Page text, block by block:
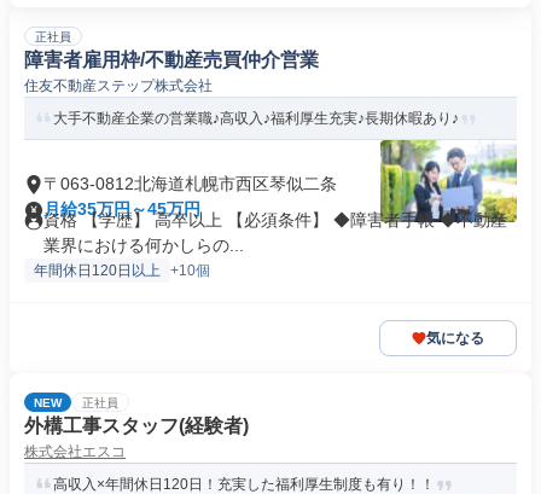
正社員
障害者雇用枠/不動産売買仲介営業
住友不動産ステップ株式会社
大手不動産企業の営業職♪高収入♪福利厚生充実♪長期休暇あり♪
〒063-0812北海道札幌市西区琴似二条
月給35万円～45万円
資格 【学歴】 高卒以上 【必須条件】 ◆障害者手帳 ◆不動産
業界における何かしらの...
年間休日120日以上 +10個
気になる
NEW 正社員
外構工事スタッフ(経験者)
株式会社エスコ
高収入×年間休日120日！充実した福利厚生制度も有り！！